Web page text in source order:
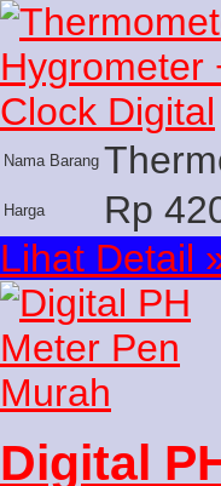
Nama Barang
Harga
Rp
Lihat Detail
Digital